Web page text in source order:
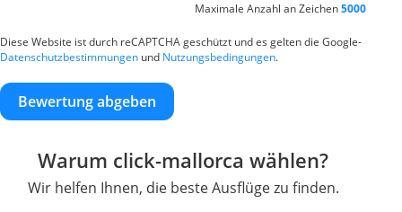
Maximale Anzahl an Zeichen5000
Diese Website ist durch reCAPTCHA geschützt und es gelten die Google-
Datenschutzbestimmungen und Nutzungsbedingungen.
Bewertung abgeben
Warum click-mallorca wählen?
Wir helfen Ihnen, die beste Ausflüge zu finden.